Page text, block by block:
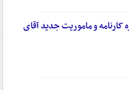
کارنامه و ماموریت جدید آقای